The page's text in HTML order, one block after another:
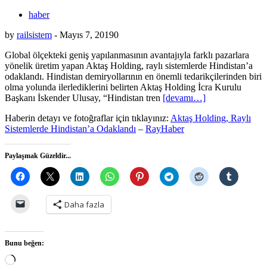
haber
by railsistem - Mayıs 7, 20190
Global ölçekteki geniş yapılanmasının avantajıyla farklı pazarlara
yönelik üretim yapan Aktaş Holding, raylı sistemlerde Hindistan’a
odaklandı. Hindistan demiryollarının en önemli tedarikçilerinden biri
olma yolunda ilerlediklerini belirten Aktaş Holding İcra Kurulu
Başkanı İskender Ulusay, “Hindistan tren [devamı…]
Haberin detayı ve fotoğraflar için tıklayınız: Aktaş Holding, Raylı
Sistemlerde Hindistan’a Odaklandı – RayHaber
Paylaşmak Güzeldir...
Daha fazla
Bunu beğen:
Yükleniyor...